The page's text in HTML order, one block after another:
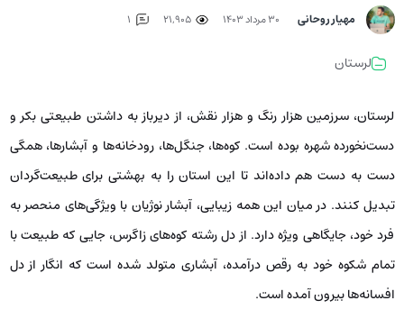
مهیار روحانی ۳۰ مرداد ۱۴۰۳ 21,905
لرستان
لرستان، سرزمین هزار رنگ و هزار نقش، از دیرباز به داشتن طبیعتی بکر و
دست‌نخورده شهره بوده است. کوه‌ها، جنگل‌ها، رودخانه‌ها و آبشارها، همگی
دست به دست هم داده‌اند تا این استان را به بهشتی برای طبیعت‌گردان
تبدیل کنند. در میان این همه زیبایی، آبشار نوژیان با ویژگی‌های منحصر به
فرد خود، جایگاهی ویژه دارد. از دل رشته کوه‌های زاگرس، جایی که طبیعت با
تمام شکوه خود به رقص درآمده، آبشاری متولد شده است که انگار از دل
افسانه‌ها بیرون آمده است.